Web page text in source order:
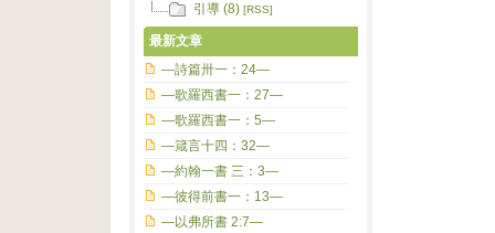
引導 (8) [RSS]
最新文章
—詩篇卅一：24—
—歌羅西書一：27—
—歌羅西書一：5—
—箴言十四：32—
—約翰一書 三：3—
—彼得前書一：13—
—以弗所書 2:7—